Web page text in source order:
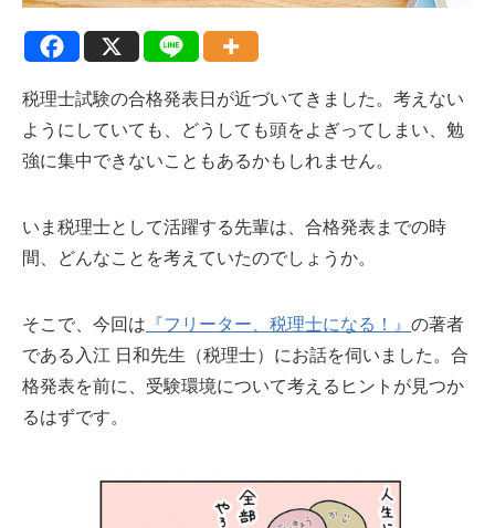
税理士試験の合格発表日が近づいてきました。考えない
ようにしていても、どうしても頭をよぎってしまい、勉
強に集中できないこともあるかもしれません。
いま税理士として活躍する先輩は、合格発表までの時
間、どんなことを考えていたのでしょうか。
そこで、今回は 『フリーター、税理士になる！』 の著者
である入江 日和先生（税理士）にお話を伺いました。合
格発表を前に、受験環境について考えるヒントが見つか
るはずです。